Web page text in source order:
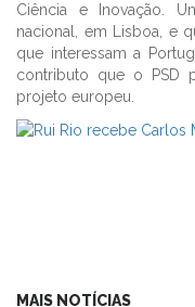
Ciência e Inovação.
nacional, em Lisboa, e
que interessam a
contributo que o PSD
projeto europeu.
MAIS NOTÍCIAS